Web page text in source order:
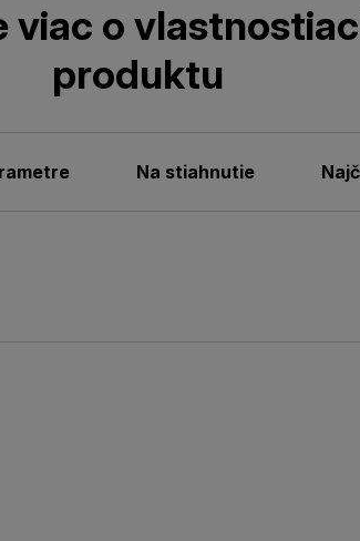
viac o
produktu
Na stiahnutie